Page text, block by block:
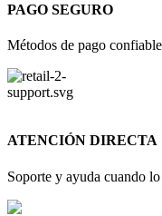
PAGO SEGURO
Métodos de pago
ATENCIÓN DIRECTA
Soporte y ayuda cuando lo